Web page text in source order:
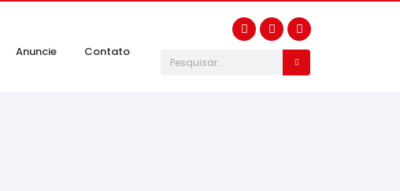
Anuncie Contato